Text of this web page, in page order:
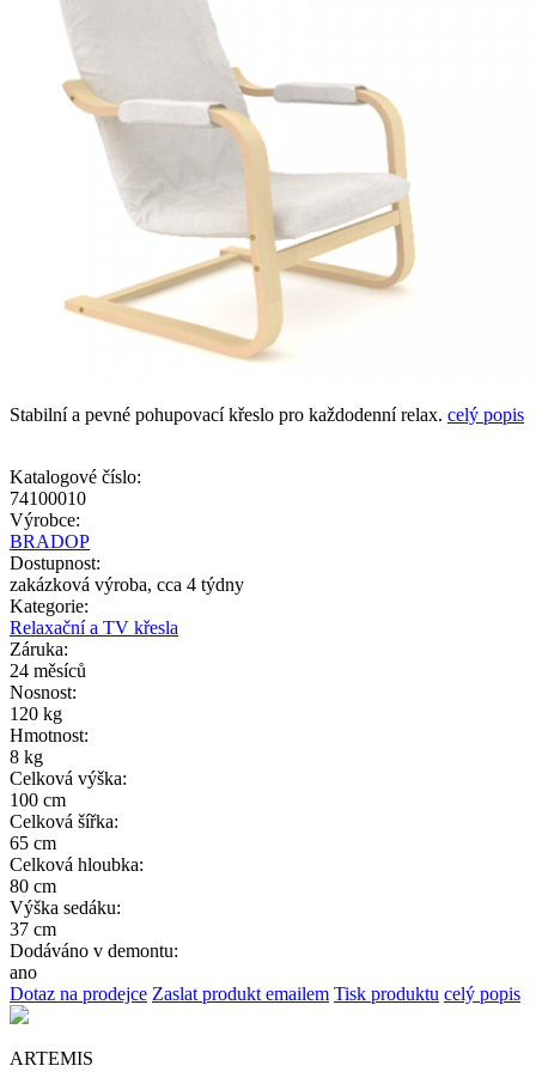
Stabilní a pevné pohupovací křeslo pro každodenní relax. celý popis
Katalogové číslo:
74100010
Výrobce:
BRADOP
Dostupnost:
zakázková výroba, cca 4 týdny
Kategorie:
Relaxační a TV křesla
Záruka:
24 měsíců
Nosnost:
120 kg
Hmotnost:
8 kg
Celková výška:
100 cm
Celková šířka:
65 cm
Celková hloubka:
80 cm
Výška sedáku:
37 cm
Dodáváno v demontu:
ano
Dotaz na prodejce Zaslat produkt emailem Tisk produktu celý popis
ARTEMIS